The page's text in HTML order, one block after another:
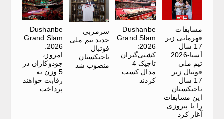
مسابقات
قهرمانی زیر
17 سال
آسیا-2026.
تیم ملی
فوتبال زیر
17 سال
تاجیکستان
این مسابقات
را با پیروزی
آغاز کرد
Dushanbe
Grand Slam
2026:
کشتی‌گیران
تاجیک 4
مدال کسب
کردند
سرمربی
جدید تیم ملی
فوتبال
تاجیکستان
منصوب شد
Dushanbe
Grand Slam
2026.
امروز،
جودوکاران در
5 وزن به
رقابت خواهند
پرداخت